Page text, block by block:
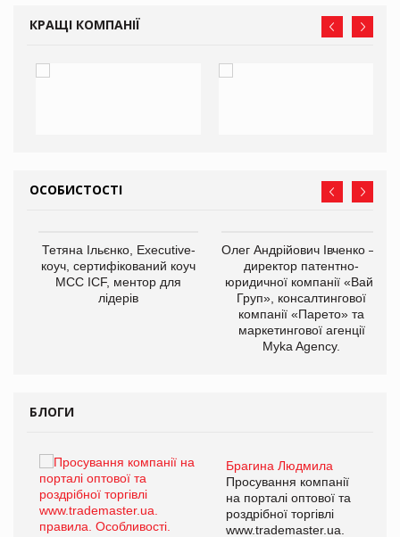
КРАЩІ КОМПАНІЇ
ОСОБИСТОСТІ
Тетяна Ільєнко, Executive-
коуч, сертифікований коуч
МСС ICF, ментор для
лідерів
Олег Андрійович Івченко —
директор патентно-
юридичної компанії «Вайз
Груп», консалтингової
компанії «Парето» та
маркетингової агенції
Myka Agency.
БЛОГИ
Брагина Людмила
Просування компанії
на порталі оптової та
роздрібної торгівлі
www.trademaster.ua.